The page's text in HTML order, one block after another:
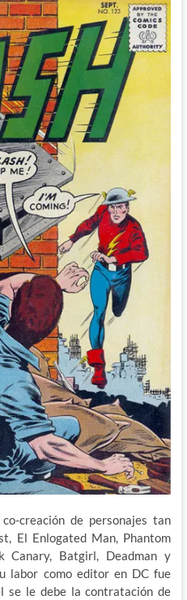
creación de personajes tan
El Enlogated Man, Phantom
Canary, Batgirl, Deadman y
labor como editor en DC fue
se le debe la contratación de